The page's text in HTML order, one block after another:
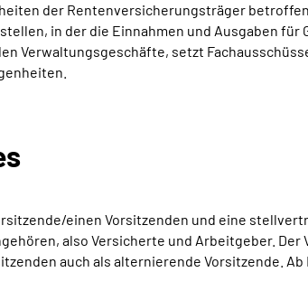
der Rentenversicherungsträger
in der die Einnahmen und Ausgaben
Verwaltungsgeschäfte, setzt
einen Vorsitzenden und eine
also Versicherte und Arbeitgeber.
auch als alternierende Vorsitzende.